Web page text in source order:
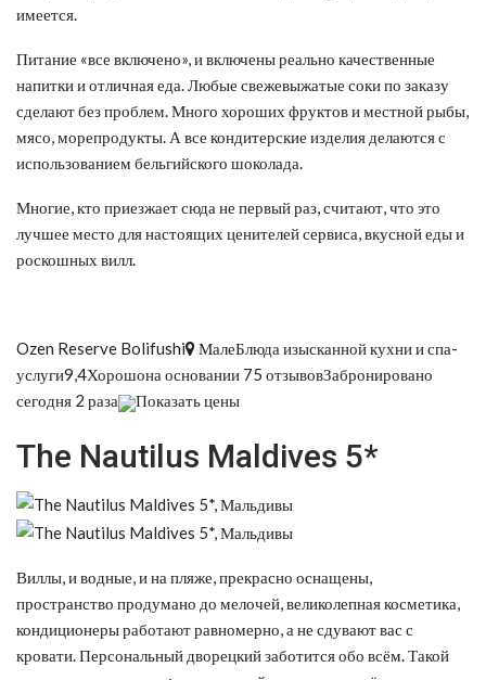
имеется.
Питание «все включено», и включены реально качественные
напитки и отличная еда. Любые свежевыжатые соки по заказу
сделают без проблем. Много хороших фруктов и местной рыбы,
мясо, морепродукты. А все кондитерские изделия делаются с
использованием бельгийского шоколада.
Многие, кто приезжает сюда не первый раз, считают, что это
лучшее место для настоящих ценителей сервиса, вкусной еды и
роскошных вилл.
Ozen Reserve Bolifushi
МалеБлюда изысканной кухни и спа-
услуги9,4Хорошона основании 75 отзывовЗабронировано
сегодня 2 раза
Показать цены
The Nautilus Maldives 5*
Виллы, и водные, и на пляже, прекрасно оснащены,
пространство продумано до мелочей, великолепная косметика,
кондиционеры работают равномерно, а не сдувают вас с
кровати. Персональный дворецкий заботится обо всём. Такой